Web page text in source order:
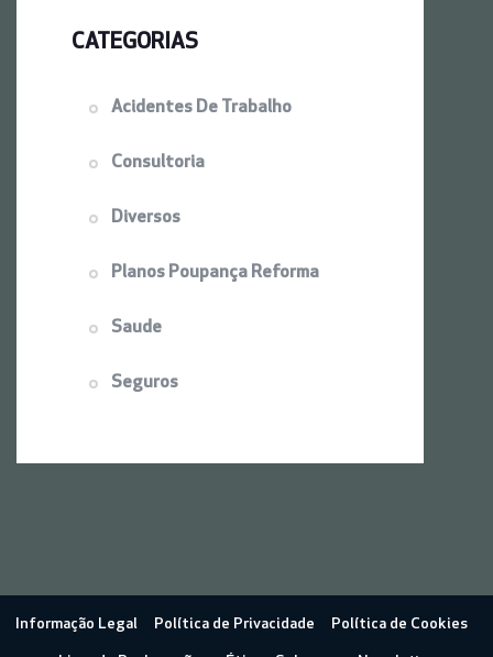
CATEGORIAS
Acidentes De Trabalho
Consultoria
Diversos
Planos Poupança Reforma
Saude
Seguros
Informação Legal Política de Privacidade Política de Cookies